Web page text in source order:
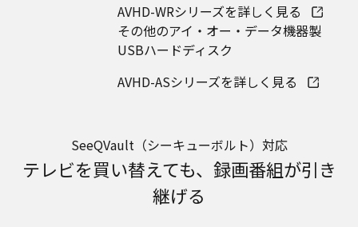
AVHD-WRシリーズを詳しく見る
その他のアイ・オー・データ機器製
​USBハードディスク
AVHD-ASシリーズを詳しく見る
SeeQVault（シーキューボルト）対応
テレビを買い替えても、録画番組が引き
継げる